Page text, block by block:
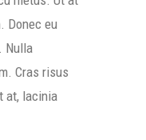
Donec eu
Nulla
Cras risus
at, lacinia